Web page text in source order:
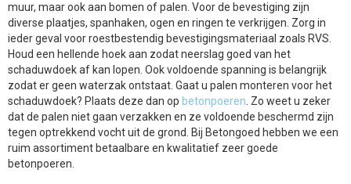
muur, maar ook aan bomen of palen. Voor de bevestiging zijn
diverse plaatjes, spanhaken, ogen en ringen te verkrijgen. Zorg in
ieder geval voor roestbestendig bevestigingsmateriaal zoals RVS.
Houd een hellende hoek aan zodat neerslag goed van het
schaduwdoek af kan lopen. Ook voldoende spanning is belangrijk
zodat er geen waterzak ontstaat. Gaat u palen monteren voor het
schaduwdoek? Plaats deze dan op betonpoeren . Zo weet u zeker
dat de palen niet gaan verzakken en ze voldoende beschermd zijn
tegen optrekkend vocht uit de grond. Bij Betongoed hebben we een
ruim assortiment betaalbare en kwalitatief zeer goede
betonpoeren.